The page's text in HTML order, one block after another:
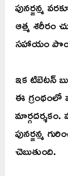
పునర్జన్మ
ఆత్మ శరీరం
సహాయం
ఇక టిబెటన్
ఈ గ్రంథంలో
పునర్జన్మ
చెబుతుంది.